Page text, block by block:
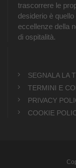
trascorrere le
desiderio è
eccellenze della
di ospitalità.
SEGNALA LA
TERMINI E
PRIVACY
COOKIE